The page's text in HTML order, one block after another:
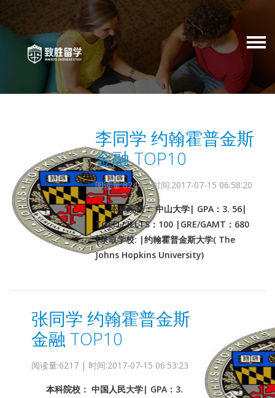
李同学 约翰霍普金斯
金融 TOP10
阅读量:8244 | 时间:2017-07-15 06:58:20
本科院校： 中山大学| GPA：3. 56|
TOEFL/ IELTS：100 |GRE/GAMT：680
|录取学校: |约翰霍普金斯大学( The
Johns Hopkins University)
张同学 约翰霍普金斯
金融 TOP10
阅读量:6217 | 时间:2017-07-15 06:53:23
本科院校： 中国人民大学| GPA：3.